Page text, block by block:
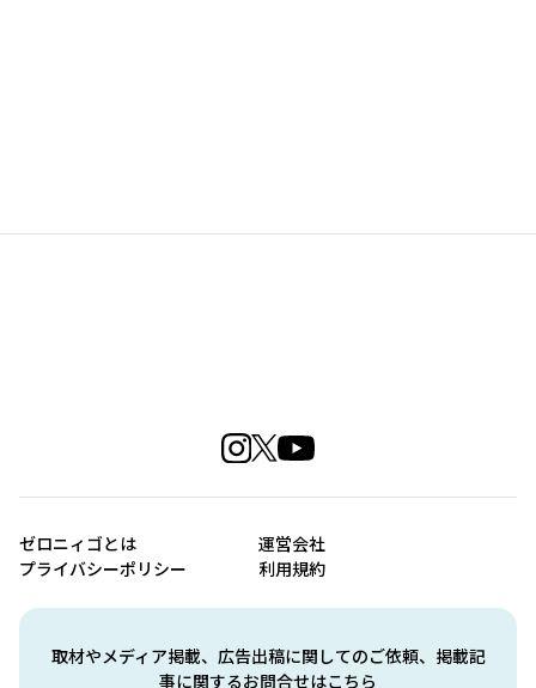
取材やメディア掲載、広告出稿に関してのご依頼、掲載記
事に関するお問合せはこちら
ゼロニィゴとは
運営会社
プライバシーポリシー
利用規約